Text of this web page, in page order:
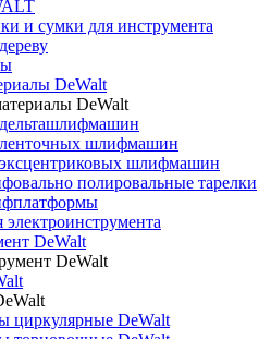
и сумки для инструмента
DeWalt
DeWalt
шлифмашин
шлифмашин
полировальные тарелки
DeWalt
DeWalt
циркулярные DeWalt